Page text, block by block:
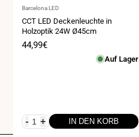
Anbieter:
Barcelona LED
CCT LED Deckenleuchte in
Holzoptik 24W Ø45cm
Verkaufspreis
44,99€
Auf Lager
- + IN DEN KORB